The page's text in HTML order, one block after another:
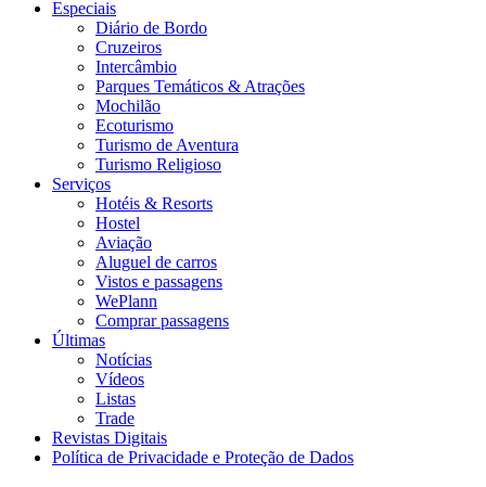
Especiais
Diário de Bordo
Cruzeiros
Intercâmbio
Parques Temáticos & Atrações
Mochilão
Ecoturismo
Turismo de Aventura
Turismo Religioso
Serviços
Hotéis & Resorts
Hostel
Aviação
Aluguel de carros
Vistos e passagens
WePlann
Comprar passagens
Últimas
Notícias
Vídeos
Listas
Trade
Revistas Digitais
Política de Privacidade e Proteção de Dados